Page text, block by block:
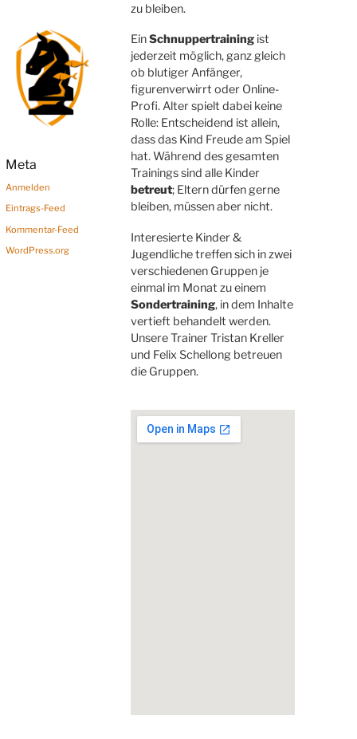
Meta
Anmelden
Eintrags-Feed
Kommentar-Feed
WordPress.org
zu bleiben.
EinSchnuppertraining ist
jederzeit möglich, ganz gleich
ob blutiger Anfänger,
figurenverwirrt oder Online-
Profi. Alter spielt dabei keine
Rolle: Entscheidend ist allein,
dass das Kind Freude am Spiel
hat. Während des gesamten
Trainings sind alle Kinder
betreut; Eltern dürfen gerne
bleiben, müssen aber nicht.
Interesierte Kinder &
Jugendliche treffen sich in zwei
verschiedenen Gruppen je
einmal im Monat zu einem
Sondertraining, in dem Inhalte
vertieft behandelt werden.
Unsere Trainer Tristan Kreller
und Felix Schellong betreuen
die Gruppen.